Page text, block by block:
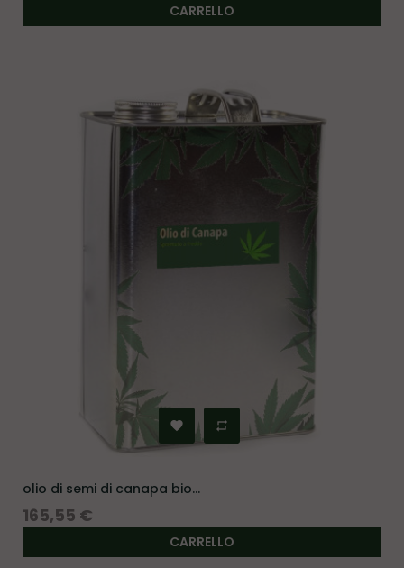
CARRELLO
olio di semi di canapa bio...
Prezzo
165,55 €
CARRELLO